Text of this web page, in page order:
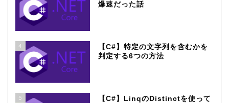
爆速だった話
4
【C#】特定の文字列を含むかを
判定する6つの方法
5
【C#】LinqのDistinctを使って